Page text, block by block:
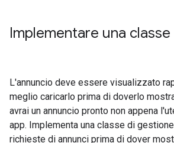
Implementare una
L'annuncio deve essere visualizzato
meglio caricarlo prima di doverlo
avrai un annuncio pronto non appena
app. Implementa una classe di
richieste di annunci prima di dover